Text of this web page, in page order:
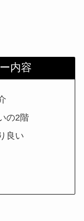
内容
の2階
良い